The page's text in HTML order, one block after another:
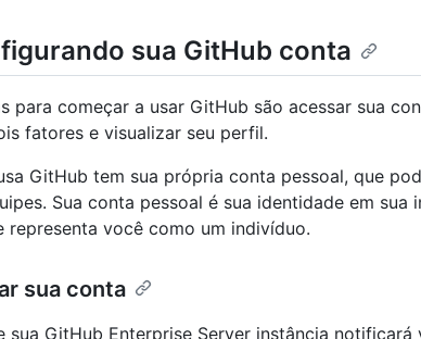
sua GitHub conta
para começar a usar GitHub são acessar sua
fatores e visualizar seu perfil.
GitHub tem sua própria conta pessoal, que
Sua conta pessoal é sua identidade em sua
representa você como um indivíduo.
sua conta
sua GitHub Enterprise Server instância notificará